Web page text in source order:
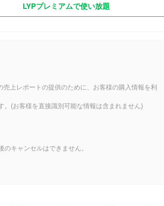
LYPプレミアムで使い放題
上レポートの提供のために、お客様の購入情報を利
(お客様を直接識別可能な情報は含まれません)
キャンセルはできません。